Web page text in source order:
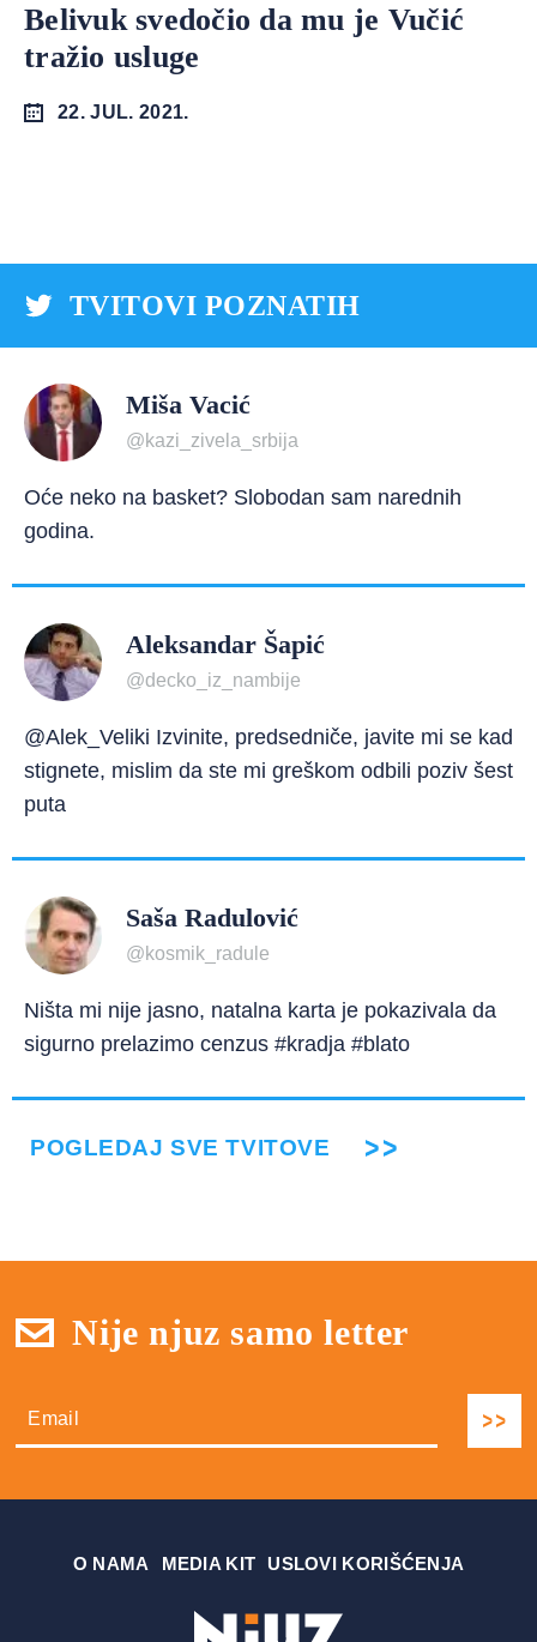
Belivuk svedočio da mu je Vučić
tražio usluge
22. JUL. 2021.
TVITOVI POZNATIH
Miša Vacić
@kazi_zivela_srbija
Oće neko na basket? Slobodan sam narednih
godina.
Aleksandar Šapić
@decko_iz_nambije
@Alek_Veliki Izvinite, predsedniče, javite mi se kad
stignete, mislim da ste mi greškom odbili poziv šest
puta
Saša Radulović
@kosmik_radule
Ništa mi nije jasno, natalna karta je pokazivala da
sigurno prelazimo cenzus #kradja #blato
POGLEDAJ SVE TVITOVE
Nije njuz samo letter
О NAMA MEDIA KIT USLOVI KORIŠĆENJA